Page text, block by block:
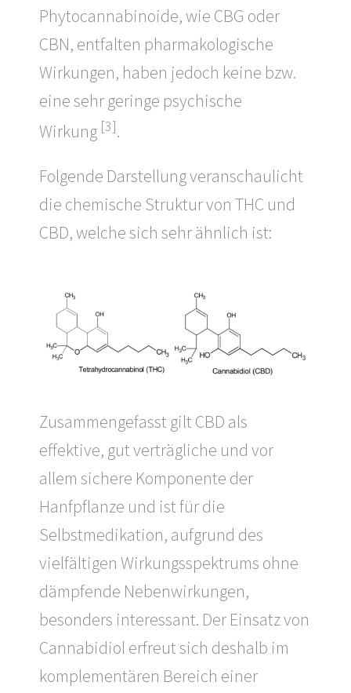
Phytocannabinoide, wie CBG oder
CBN, entfalten pharmakologische
Wirkungen, haben jedoch keine bzw.
eine sehr geringe psychische
Wirkung [3].
Folgende Darstellung veranschaulicht
die chemische Struktur von THC und
CBD, welche sich sehr ähnlich ist:
Zusammengefasst gilt CBD als
effektive, gut verträgliche und vor
allem sichere Komponente der
Hanfpflanze und ist für die
Selbstmedikation, aufgrund des
vielfältigen Wirkungsspektrums ohne
dämpfende Nebenwirkungen,
besonders interessant. Der Einsatz von
Cannabidiol erfreut sich deshalb im
komplementären Bereich einer